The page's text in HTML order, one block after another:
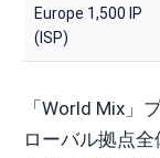
Europe 1,500 IP
(ISP)
「World Mix」
ローバル拠点